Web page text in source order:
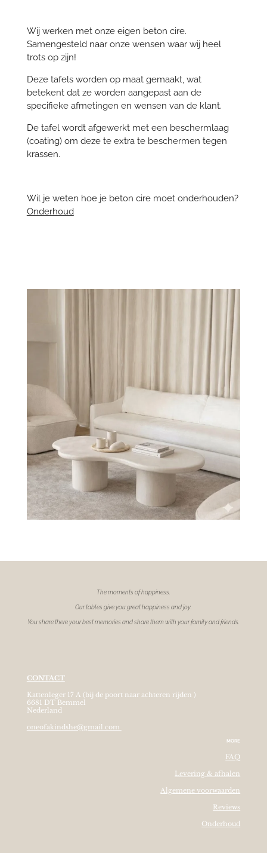
Wij werken met onze eigen beton cire.
Samengesteld naar onze wensen waar wij heel
trots op zijn!
Deze tafels worden op maat gemaakt, wat
betekent dat ze worden aangepast aan de
specifieke afmetingen en wensen van de klant.
De tafel wordt afgewerkt met een beschermlaag
(coating) om deze te extra te beschermen tegen
krassen.
Wil je weten hoe je beton cire moet onderhouden?
Onderhoud
The moments ofhappiness.
Our tables give you great happiness and joy.
You share there your best memories and share them with your family and friends.
CONTACT
Kattenleger 17 A (bij de poort naar achteren rijden )
6681 DT Bemmel
Nederland
oneofakindshe@gmail.com
MORE
FAQ
Levering & afhalen
Algemene voorwaarden
Reviews
Onderhoud